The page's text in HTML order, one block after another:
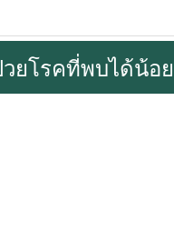
ยโรคที่พบได้น้อ